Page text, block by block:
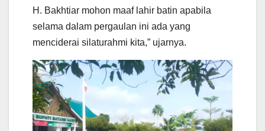
H. Bakhtiar mohon maaf lahir batin apabila
selama dalam pergaulan ini ada yang
menciderai silaturahmi kita,” ujarnya.